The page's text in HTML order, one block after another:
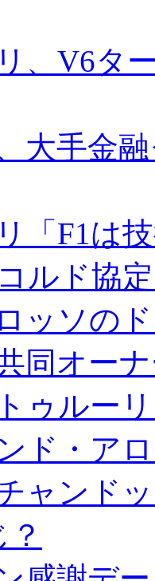
、V6タ
大手金
「F1は
ルド協
ッソの
同オー
ゥルー
ド・ア
ャンド